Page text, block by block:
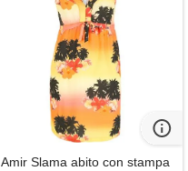
Amir Slama abito con stampa